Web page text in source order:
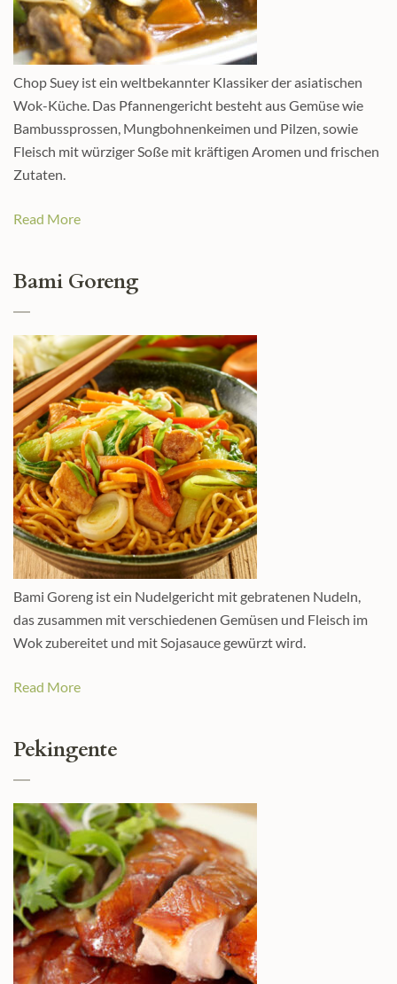
Chop Suey ist ein weltbekannter Klassiker der asiatischen
Wok-Küche. Das Pfannengericht besteht aus Gemüse wie
Bambussprossen, Mungbohnenkeimen und Pilzen, sowie
Fleisch mit würziger Soße mit kräftigen Aromen und frischen
Zutaten.
Read More
Bami Goreng
Bami Goreng ist ein Nudelgericht mit gebratenen Nudeln,
das zusammen mit verschiedenen Gemüsen und Fleisch im
Wok zubereitet und mit Sojasauce gewürzt wird.
Read More
Pekingente